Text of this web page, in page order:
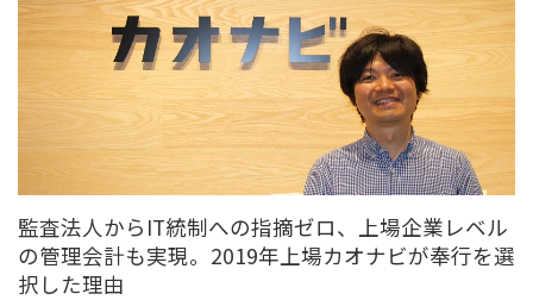
監査法人からIT統制への指摘ゼロ、上場企業レベル
の管理会計も実現。2019年上場カオナビが奉行を選
択した理由